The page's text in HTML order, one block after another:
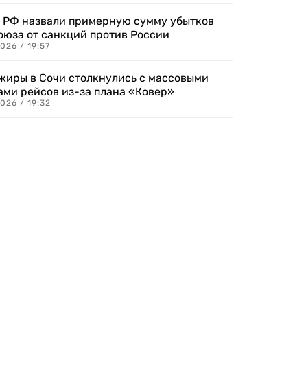
назвали примерную сумму убытков
от санкций против России
/ 19:57
в Сочи столкнулись с массовыми
рейсов из-за плана «Ковер»
/ 19:32